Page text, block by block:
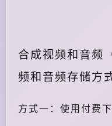
合成视频和音频
频和音频存储方
方式一：使用付费